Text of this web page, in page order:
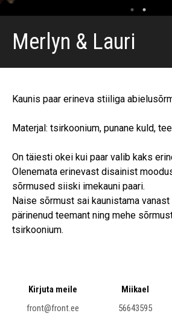
Merlyn & Lauri
Kaunis paar erineva stiiliga
Materjal: tsirkoonium, punane kuld,
On täiesti okei kui paar valib kaks
Olenemata erinevast disainist
sõrmused siiski imekauni paari.
Naise sõrmust sai kaunistama
pärinenud teemant ning mehe
tsirkoonium.
Kirjuta meile
front@front.ee
Miikael
56643595